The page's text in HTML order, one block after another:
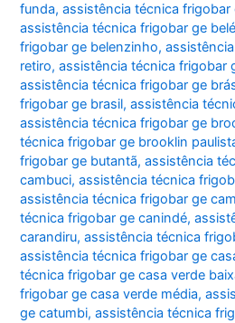
funda,assistência técnica frigobar
assistência técnica frigobar ge
frigobar ge belenzinho,
retiro,assistência técnica frigobar
assistência técnica frigobar ge
frigobar ge brasil,assistência
assistência técnica frigobar ge
técnica frigobar ge brooklin
frigobar ge butantã,assistência
cambuci,assistência técnica
assistência técnica frigobar ge
técnica frigobar ge canindé,
carandiru,assistência técnica
assistência técnica frigobar ge
técnica frigobar ge casa verde
frigobar ge casa verde média,
ge catumbi,assistência técnica